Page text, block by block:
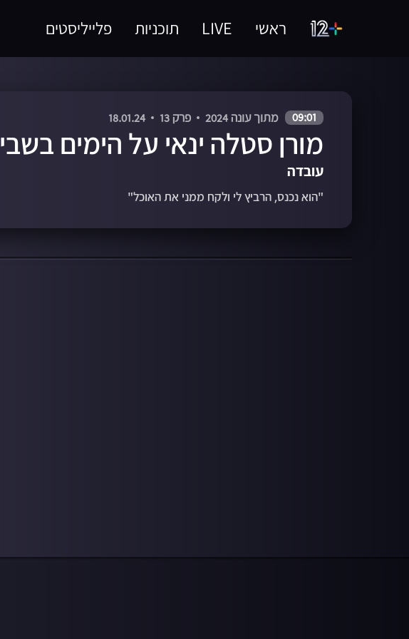
ראשי LIVE תוכניות פלייליסטים
09:01 מתוך עונה 2024 פרק 13 18.01.24
מורן סטלה ינאי על הימים בשבי
עובדה
"הוא נכנס, הרביץ לי ולקח ממני את האוכל"